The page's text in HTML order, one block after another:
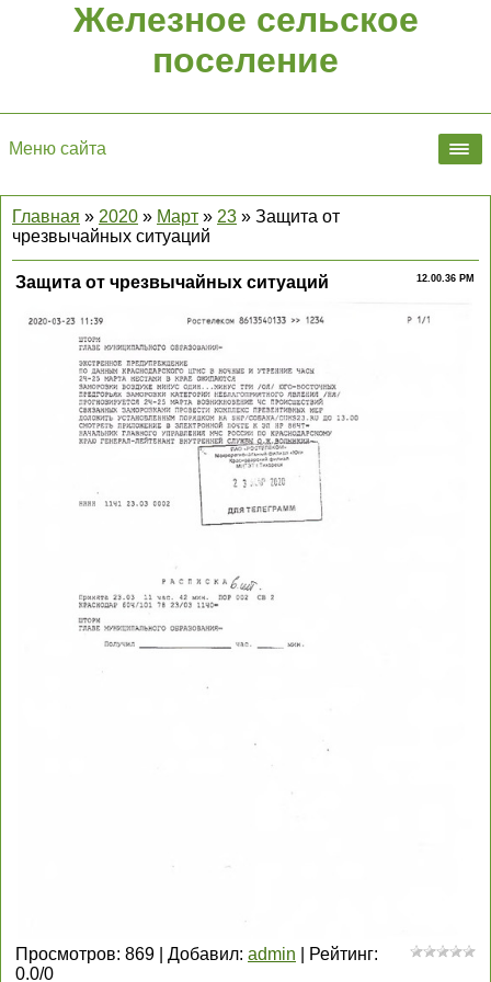
Железное сельское
поселение
Меню сайта
Главная » 2020 » Март » 23 » Защита от
чрезвычайных ситуаций
12.00.36 PM
Защита от чрезвычайных ситуаций
Просмотров: 869 Добавил: admin Рейтинг:
0.0/0